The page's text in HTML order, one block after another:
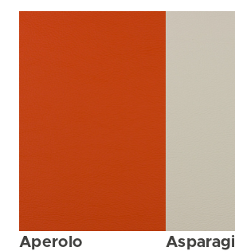
Aperolo Asparagi